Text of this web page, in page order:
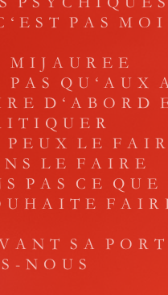
E S T P A S M O I
I J A U R E E
P A S Q U ‘ A U X
R E D ‘ A B O R D
I T I Q U E R
P E U X L E F A I
N S L E F A I R E
S P A S C E Q U E
U H A I T E F A I
A N T S A P O R T
- N O U S